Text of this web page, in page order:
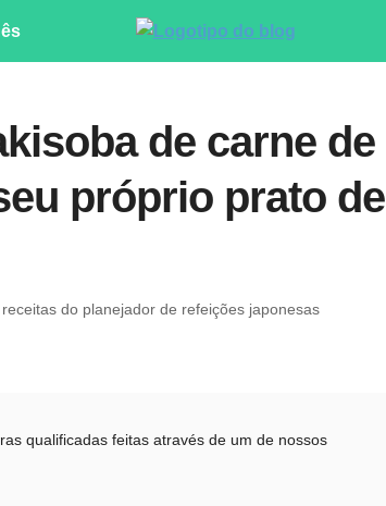
de carne de
próprio prato de
do planejador de refeições japonesas
qualificadas feitas através de um de nossos